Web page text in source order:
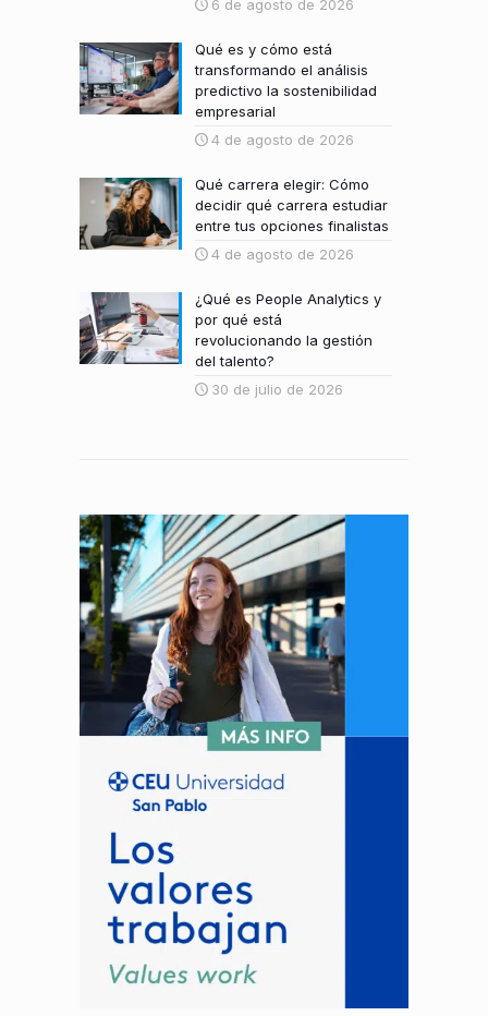
6 de agosto de 2026
Qué es y cómo está
transformando el análisis
predictivo la sostenibilidad
empresarial
4 de agosto de 2026
Qué carrera elegir: Cómo
decidir qué carrera estudiar
entre tus opciones finalistas
4 de agosto de 2026
¿Qué es People Analytics y
por qué está
revolucionando la gestión
del talento?
30 de julio de 2026